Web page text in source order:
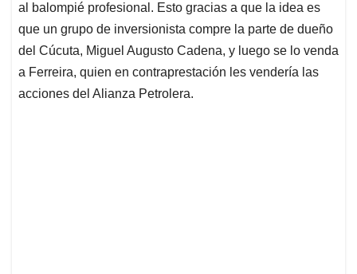
al balompié profesional. Esto gracias a que la idea es
que un grupo de inversionista compre la parte de dueño
del Cúcuta, Miguel Augusto Cadena, y luego se lo venda
a Ferreira, quien en contraprestación les vendería las
acciones del Alianza Petrolera.